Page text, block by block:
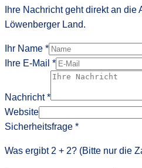
Ihre Nachricht geht direkt an die
Löwenberger Land.
Ihr Name *
Ihre E-Mail *
Nachricht*
Website
Sicherheitsfrage *
Was ergibt 2 + 2? (Bitte nur die